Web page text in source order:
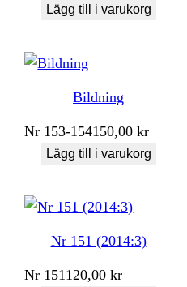
Lägg till i varukorg
Bildning
Nr 153-154150,00kr
Lägg till i varukorg
Nr 151 (2014:3)
Nr 151120,00kr